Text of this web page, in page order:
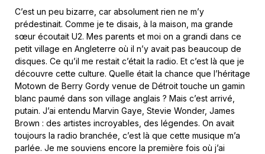
C’est un peu bizarre, car absolument rien ne m’y
prédestinait. Comme je te disais, à la maison, ma grande
sœur écoutait U2. Mes parents et moi on a grandi dans ce
petit village en Angleterre où il n’y avait pas beaucoup de
disques. Ce qu’il me restait c’était la radio. Et c’est là que je
découvre cette culture. Quelle était la chance que l’héritage
Motown de Berry Gordy venue de Détroit touche un gamin
blanc paumé dans son village anglais ? Mais c’est arrivé,
putain. J’ai entendu Marvin Gaye, Stevie Wonder, James
Brown : des artistes incroyables, des légendes. On avait
toujours la radio branchée, c’est là que cette musique m’a
parlée. Je me souviens encore la première fois où j’ai